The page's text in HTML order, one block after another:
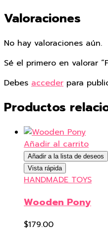
Valoraciones
No hay valoraciones aún.
Sé el primero en valorar
Debes acceder para
Productos
Añadir al carrito
Añadir a la lista de deseos
Vista rápida
HANDMADE TOYS
Wooden Pony
$179.00